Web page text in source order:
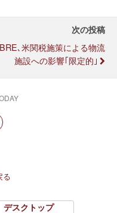
次の投稿
､米関税施策による物流
施設への影響｢限定的｣
る
デスクトップ